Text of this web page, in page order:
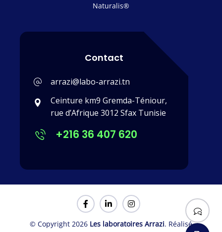
Naturalis®
Contact
arrazi@labo-arrazi.tn
Ceinture km9 Gremda-Téniour,
rue d’Afrique 3012 Sfax Tunisie
+216 36 407 620
© Copyright 2026 Les laboratoires Arrazi. Réalisé